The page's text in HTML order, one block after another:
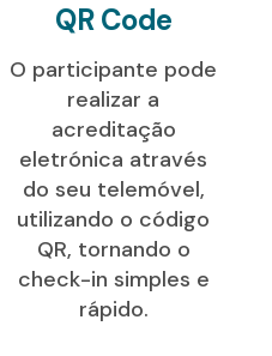
QR Code
O participante pode
realizar a
acreditação
eletrónica através
do seu telemóvel,
utilizando o código
QR, tornando o
check-in simples e
rápido.